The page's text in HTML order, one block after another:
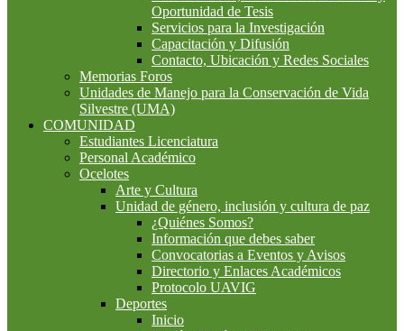
Oportunidad de Tesis
Servicios para la Investigación
Capacitación y Difusión
Contacto, Ubicación y Redes Sociales
Memorias Foros
Unidades de Manejo para la Conservación de Vida
Silvestre (UMA)
COMUNIDAD
Estudiantes Licenciatura
Personal Académico
Ocelotes
Arte y Cultura
Unidad de género, inclusión y cultura de paz
¿Quiénes Somos?
Información que debes saber
Convocatorias a Eventos y Avisos
Directorio y Enlaces Académicos
Protocolo UAVIG
Deportes
Inicio